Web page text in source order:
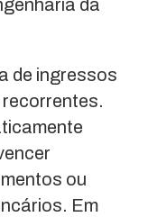
da
de ingressos
ou
Em